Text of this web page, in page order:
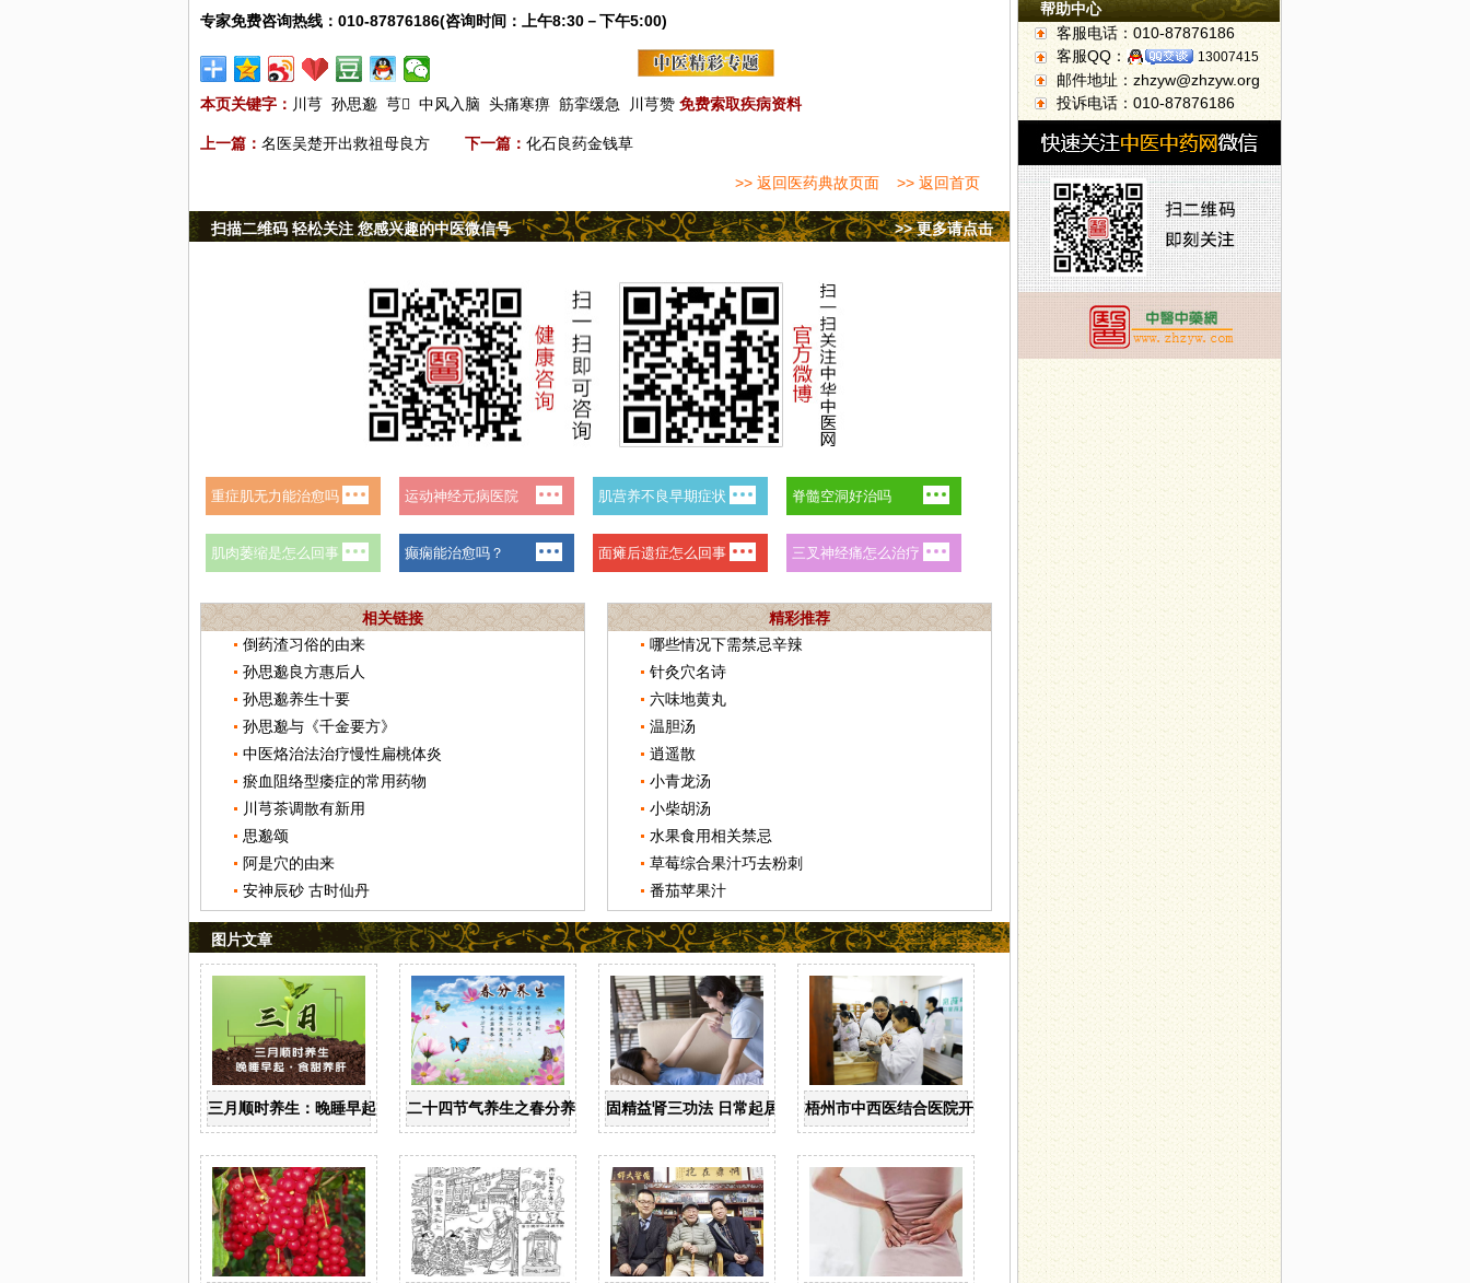
专家免费咨询热线：010-87876186(咨询时间：上午8:30－下午5:00)
本页关键字： 川芎 孙思邈 芎 中风入脑 头痛寒痹 筋挛缓急 川芎赞 免费索取疾病资料
上一篇： 名医吴楚开出救祖母良方 下一篇： 化石良药金钱草
>> 返回医药典故页面 >> 返回首页
>> 更多请点击
扫描二维码 轻松关注 您感兴趣的中医微信号
相关链接
倒药渣习俗的由来
孙思邈良方惠后人
孙思邈养生十要
孙思邈与《千金要方》
中医烙治法治疗慢性扁桃体炎
瘀血阻络型痿症的常用药物
川芎茶调散有新用
思邈颂
阿是穴的由来
安神辰砂 古时仙丹
精彩推荐
哪些情况下需禁忌辛辣
针灸穴名诗
六味地黄丸
温胆汤
逍遥散
小青龙汤
小柴胡汤
水果食用相关禁忌
草莓综合果汁巧去粉刺
番茄苹果汁
图片文章
三月顺时养生：晚睡早起 食甜养肝二十四节气养生之春分养生 固精益肾三功法 日常起居均可做梧州市中西医结合医院开展中药辨识系列活动
帮助中心
客服电话：010-87876186
客服QQ：
13007415
邮件地址：zhzyw@zhzyw.org
投诉电话：010-87876186